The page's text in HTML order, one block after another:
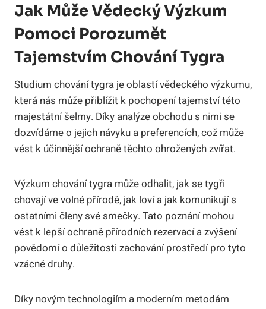
Jak Může Vědecký Výzkum
Pomoci Porozumět
Tajemstvím Chování Tygra
Studium chování tygra je oblastí vědeckého výzkumu,
která nás může přiblížit k pochopení tajemství této
majestátní šelmy. Díky analýze obchodu s nimi se
dozvídáme o jejich návyku a preferencích, což může
vést k účinnější ochraně těchto ohrožených zvířat.
Výzkum chování tygra může odhalit, jak se tygři
chovají ve volné přírodě, jak loví a jak komunikují s
ostatními členy své smečky. Tato poznání mohou
vést k lepší ochraně přírodních rezervací a zvýšení
povědomí o důležitosti zachování prostředí pro tyto
vzácné druhy.
Díky novým technologiím a moderním metodám